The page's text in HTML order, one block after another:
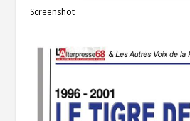
Screenshot